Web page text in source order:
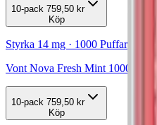
10-pack 759,50 kr
Köp
Styrka 14 mg · 1000 Puffar
Vont Nova Fresh Mint 1000 14mg
10-pack 759,50 kr
Köp